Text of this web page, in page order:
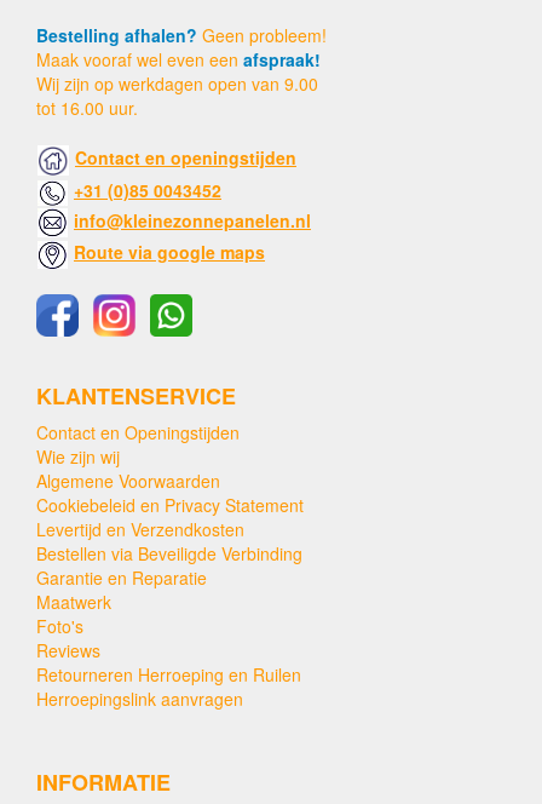
Bestelling afhalen? Geen probleem!
Maak vooraf wel even een afspraak!
Wij zijn op werkdagen open van 9.00
tot 16.00 uur.
Contact en openingstijden
+31 (0)85 0043452
info@kleinezonnepanelen.nl
Route via google maps
KLANTENSERVICE
Contact en Openingstijden
Wie zijn wij
Algemene Voorwaarden
Cookiebeleid en Privacy Statement
Levertijd en Verzendkosten
Bestellen via Beveiligde Verbinding
Garantie en Reparatie
Maatwerk
Foto's
Reviews
Retourneren Herroeping en Ruilen
Herroepingslink aanvragen
INFORMATIE